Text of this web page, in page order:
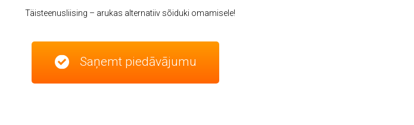
Täisteenusliising – arukas alternatiiv sõiduki omamisele!
Saņemt piedāvājumu